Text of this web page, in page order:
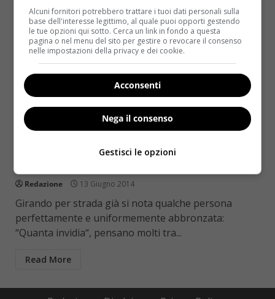
L’operazione tintarella inizia a tavola: i cibi
Redazione 13 Giugno 2014
Girando per strada già si nota qualche persona
perfettamente e uniformemente abbronzata:
“Quanta invidia“, pensano molti tra...
Read More
Alcuni fornitori potrebbero trattare i tuoi dati personali sulla
base dell'interesse legittimo, al quale puoi opporti gestendo
le tue opzioni qui sotto. Cerca un link in fondo a questa
pagina o nel menu del sito per gestire o revocare il consenso
nelle impostazioni della privacy e dei cookie.
Acconsenti
Nega il consenso
Gestisci le opzioni